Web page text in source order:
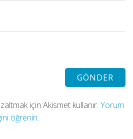
için Akismet kullanır. Yorum
öğrenin.